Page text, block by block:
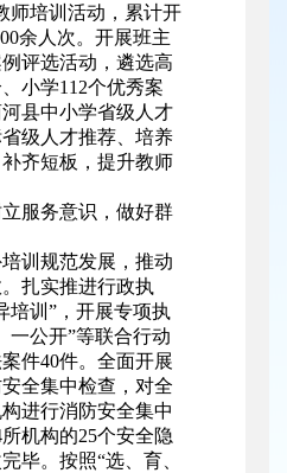
师培训活动，累计开
余人次。开展班主
评选活动，遴选高
小学112个优秀案
县中小学省级人才
级人才推荐、培养
齐短板，提升教师
立服务意识，做好群
训规范发展，推动
扎实推进行政执
培训”，开展专项执
一公开”等联合行动
件40件。全面开展
全集中检查，对全
进行消防安全集中
机构的25个安全隐
毕。按照“选、育、